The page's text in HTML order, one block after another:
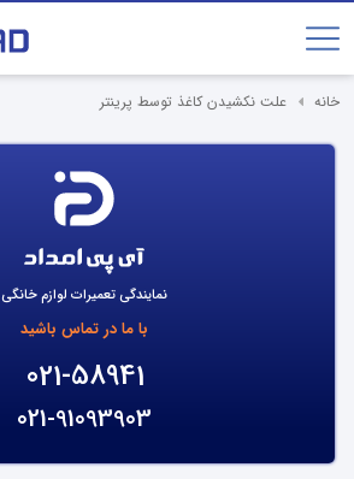
خانه علت نکشیدن کاغذ توسط پرینتر
نمایندگی تعمیرات لوازم خانگی
با ما در تماس باشید
021-58941
021-91093903